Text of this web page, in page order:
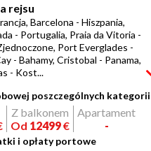
rejsu
Barcelona - Hiszpania,
- Portugalia, Praia da Vitoria -
Port Everglades -
- Bahamy, Cristobal - Panama,
- Kost...
poszczególnych kategorii
Z balkonem
Od 12499€
Apartament
-
i opłaty portowe